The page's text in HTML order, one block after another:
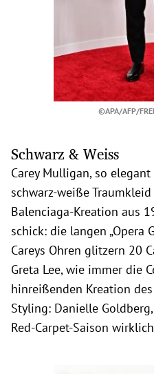
©APA/AFP/
Schwarz & Weiss
Carey Mulligan, so
schwarz-weiße
Balenciaga-Kreation aus
schick: die langen „Opera
Careys Ohren glitzern 20
Greta Lee, wie immer die
hinreißenden Kreation
Styling: Danielle
Red-Carpet-Saison